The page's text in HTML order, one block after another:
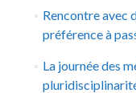
Rencontre avec
préférence à
La journée des